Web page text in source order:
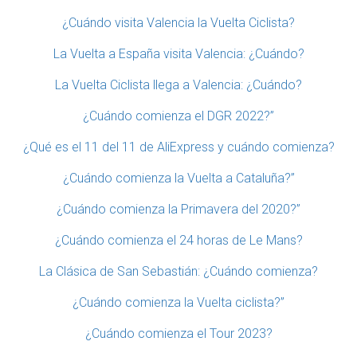
¿Cuándo visita Valencia la Vuelta Ciclista?
La Vuelta a España visita Valencia: ¿Cuándo?
La Vuelta Ciclista llega a Valencia: ¿Cuándo?
¿Cuándo comienza el DGR 2022?”
¿Qué es el 11 del 11 de AliExpress y cuándo comienza?
¿Cuándo comienza la Vuelta a Cataluña?”
¿Cuándo comienza la Primavera del 2020?”
¿Cuándo comienza el 24 horas de Le Mans?
La Clásica de San Sebastián: ¿Cuándo comienza?
¿Cuándo comienza la Vuelta ciclista?”
¿Cuándo comienza el Tour 2023?